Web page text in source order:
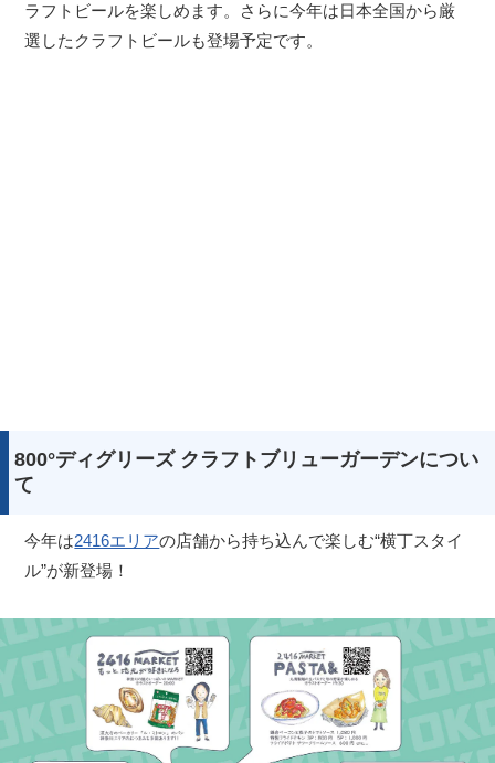
ラフトビールを楽しめます。さらに今年は日本全国から厳
選したクラフトビールも登場予定です。
800°ディグリーズ クラフトブリューガーデンについ
て
今年は2416エリアの店舗から持ち込んで楽しむ“横丁スタイ
ル”が新登場！